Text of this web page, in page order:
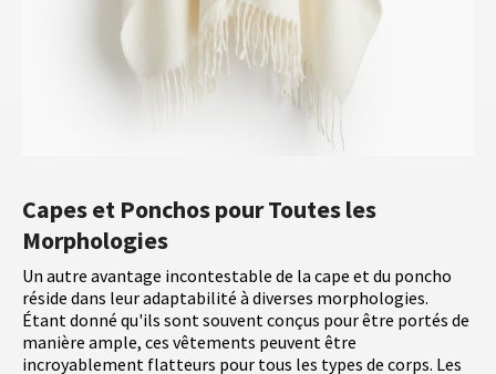
Capes et Ponchos pour Toutes les
Morphologies
Un autre avantage incontestable de la cape et du poncho
réside dans leur adaptabilité à diverses morphologies.
Étant donné qu'ils sont souvent conçus pour être portés de
manière ample, ces vêtements peuvent être
incroyablement flatteurs pour tous les types de corps. Les